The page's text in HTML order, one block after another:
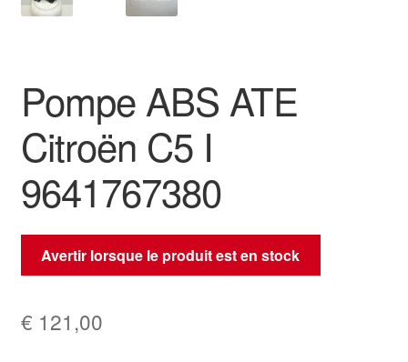
Pompe ABS ATE
Citroën C5 I
9641767380
Avertir lorsque le produit est en stock
€ 121,00